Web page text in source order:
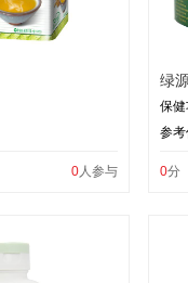
0人参与
绿
保
参考
0分